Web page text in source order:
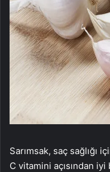
Sarımsak, saç sağlığı
C vitamini açısından